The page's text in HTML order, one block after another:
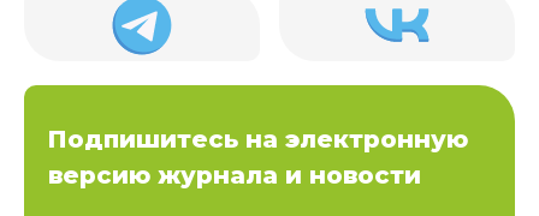
Подпишитесь на электронную
версию журнала и новости